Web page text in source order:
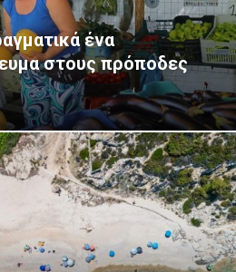
ένα
στους πρόποδες